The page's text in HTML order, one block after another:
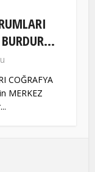
COĞRAFYA
MERKEZ